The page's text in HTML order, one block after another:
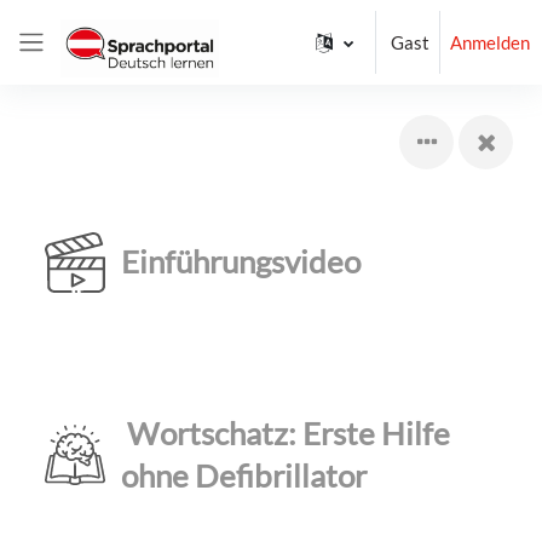
Website-Übersicht
Gast Anmelden
Einführungsvideo
Wortschatz: Erste Hilfe
ohne Defibrillator